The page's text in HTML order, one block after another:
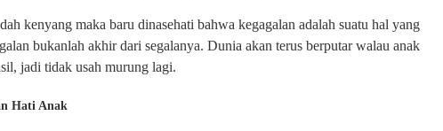
kenyang maka baru dinasehati bahwa kegagalan adalah suatu hal yang
bukanlah akhir dari segalanya. Dunia akan terus berputar walau anak
jadi tidak usah murung lagi.
Hati Anak